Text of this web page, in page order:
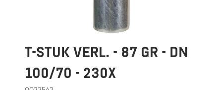
FAQ
Blogs
T-STUK VERL. - 87 GR - DN
100/70 - 230X